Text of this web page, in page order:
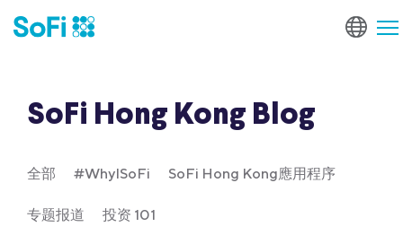
SoFi Hong Kong Blog
全部 #WhyISoFi SoFi Hong Kong應用程序
专题报道 投资 101